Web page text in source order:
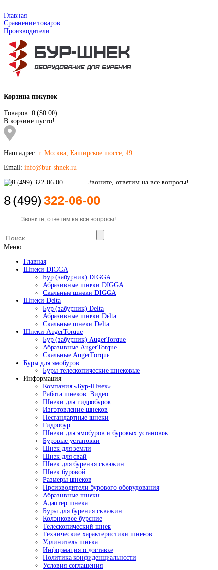
Главная
Сравнение товаров
Производители
Корзина покупок
Товаров: 0 ($0.00)
В корзине пусто!
Наш адрес: г. Москва, Каширское шоссе, 49
Email: info@bur-shnek.ru
8(499) 322-06-00
Звоните, ответим на все вопросы!
Меню
Главная
Шнеки DIGGA
Бур (забурник) DIGGA
Абразивные шнеки DIGGA
Скальные шнеки DIGGA
Шнеки Delta
Бур (забурник) Delta
Абразивные шнеки Delta
Скальные шнеки Delta
Шнеки AugerTorque
Бур (забурник) AugerTorque
Абразивные AugerTorque
Скальные AugerTorque
Буры для ямобуров
Буры телескопические шнековые
Информация
Компания «Бур-Шнек»
Работа шнеков. Видео
Шнеки для гидробуров
Изготовление шнеков
Нестандартные шнеки
Гидробур
Шнеки для ямобуров и буровых установок
Буровые установки
Шнек для земли
Шнек для свай
Шнек для бурения скважин
Шнек буровой
Размеры шнеков
Производители бурового оборудования
Абразивные шнеки
Адаптер шнека
Буры для бурения скважин
Колонковое бурение
Телескопический шнек
Технические характеристики шнеков
Удлинитель шнека
Информация о доставке
Политика конфиденциальности
Условия соглашения